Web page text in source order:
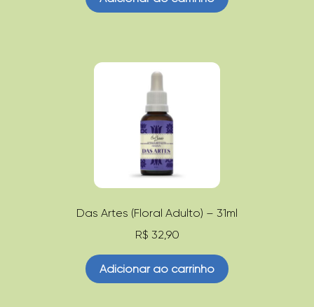
Das Artes (Floral Adulto) – 31ml
R$ 32,90
Adicionar ao carrinho